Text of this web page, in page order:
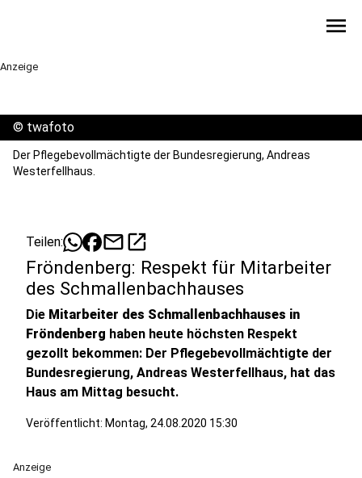
menu
Anzeige
© twafoto
Der Pflegebevollmächtigte der Bundesregierung, Andreas
Westerfellhaus.
Teilen: mailopen_in_new
Fröndenberg: Respekt für Mitarbeiter
des Schmallenbachhauses
Die Mitarbeiter des Schmallenbachhauses in
Fröndenberg haben heute höchsten Respekt
gezollt bekommen: Der Pflegebevollmächtigte der
Bundesregierung, Andreas Westerfellhaus, hat das
Haus am Mittag besucht.
Veröffentlicht: Montag, 24.08.2020 15:30
Anzeige